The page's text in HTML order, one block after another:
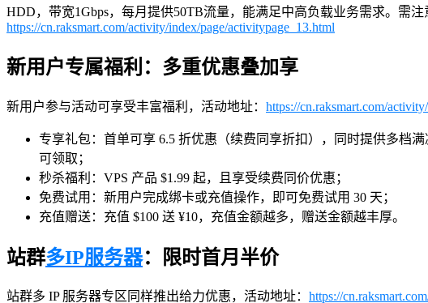
HDD，带宽1Gbps，每月提供50TB流量，能满足中高负载业务需求。需
https://cn.raksmart.com/activity/index/page/activitypage_13.html
新用户专属福利：多重优惠叠加享
新用户参与活动可享受丰富福利，活动地址： https://cn.raksmart.com/
专享礼包：首单可享 6.5 折优惠（续费同享折扣），同时提供多档满
可领取；
秒杀福利：VPS 产品 $1.99 起，且享受续费同价优惠；
免费试用：新用户完成绑卡或充值操作，即可免费试用 30 天；
充值赠送：充值 $100 送 ¥10，充值金额越多，赠送金额越丰厚。
站群多IP服务器：限时首月半价
站群多 IP 服务器专区同样推出给力优惠，活动地址： https://